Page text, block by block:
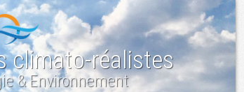
climato-réalistes
& Environnement